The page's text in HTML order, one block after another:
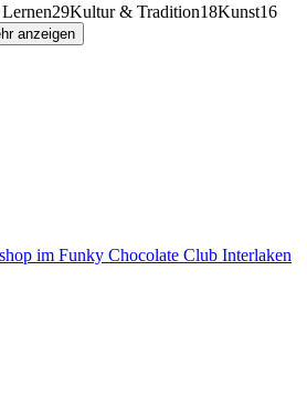
29Kultur & Tradition18Kunst16
anzeigen
im Funky Chocolate Club Interlaken